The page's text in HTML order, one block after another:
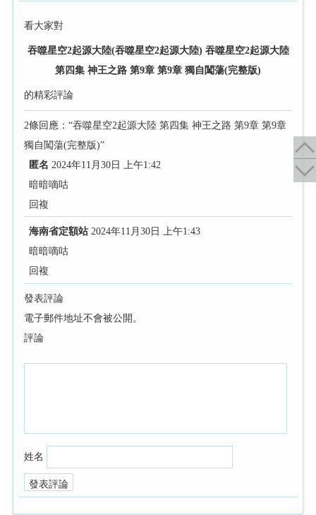
看大家對
吞噬星空2起源大陸(吞噬星空2起源大陸) 吞噬星空2起源大陸
第四集 神王之路 第9章 第9章 獨自闖蕩(完整版)
的精彩評論
2條回應：“吞噬星空2起源大陸 第四集 神王之路 第9章 第9章
獨自闖蕩(完整版)”
匿名 2024年11月30日 上午1:42
暗暗嘀咕
回複
海南省定額站 2024年11月30日 上午1:43
暗暗嘀咕
回複
發表評論
電子郵件地址不會被公開。
評論
姓名